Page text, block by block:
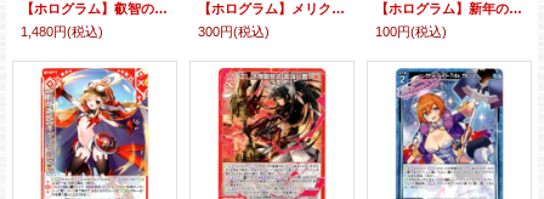
【ホログラム】叡智の魔導書工房 セリオン
1,480円(税込)
【ホログラム】メリクリ♪ オリハルコンティラノ
300円(税込)
【ホログラム】新年の願い事 ガーンデーヴァ
100円(税込)